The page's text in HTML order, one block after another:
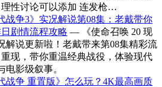
性讨论可以添加 连发枪…
战争3》实况解说第08集：老戴带你
剧情流程攻略 — 《使命召唤 20 现
解说更新啦！老戴带来第08集精彩流
现，带你重温经典战役，体验现代
电影级叙事。
战争 重置版》怎么玩？4K最高画质